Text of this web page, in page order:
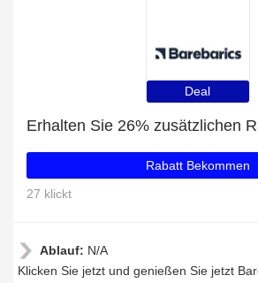
Deal
Rabatt Bekommen
27 klickt
Ablauf: N/A
Klicken Sie jetzt und genießen Sie jetzt